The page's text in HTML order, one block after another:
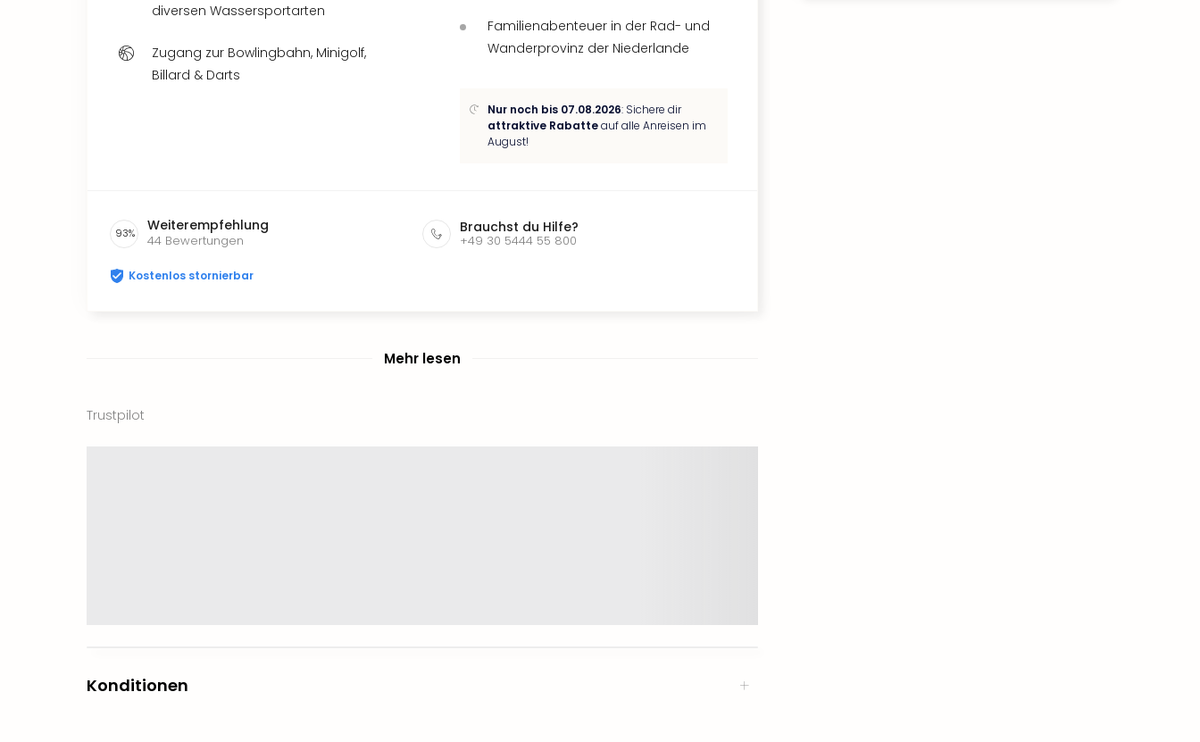
diversen Wassersportarten
Zugang zur Bowlingbahn, Minigolf,
Billard & Darts
Familienabenteuer in der Rad- und
Wanderprovinz der Niederlande
Nur noch bis 07.08.2026: Sichere dir
attraktive Rabatteauf alle Anreisen im
August!
93% Weiterempfehlung
44 Bewertungen
Brauchst du Hilfe?
+49 30 5444 55 800
Kostenlos stornierbar
Mehr lesen
Trustpilot
Konditionen